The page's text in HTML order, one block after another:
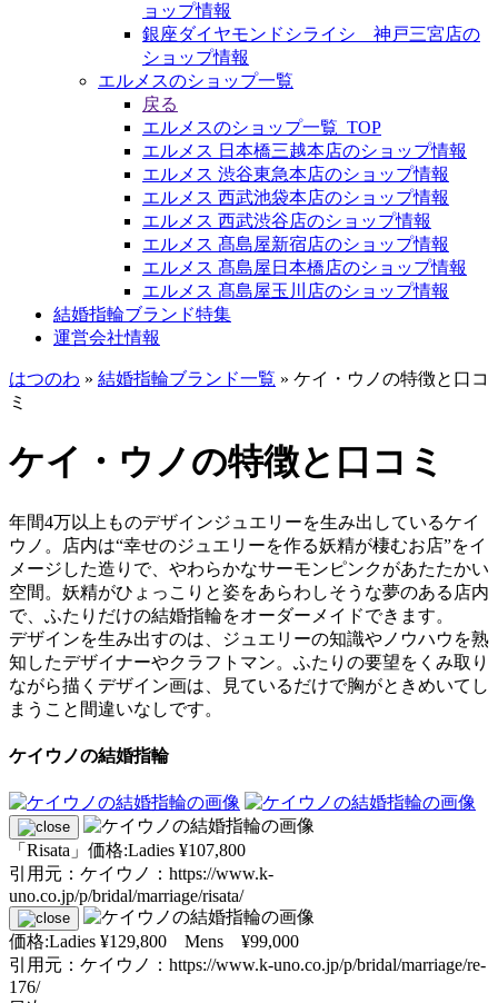
ョップ情報
銀座ダイヤモンドシライシ 神戸三宮店の
ショップ情報
エルメスのショップ一覧
戻る
エルメスのショップ一覧_TOP
エルメス 日本橋三越本店のショップ情報
エルメス 渋谷東急本店のショップ情報
エルメス 西武池袋本店のショップ情報
エルメス 西武渋谷店のショップ情報
エルメス 髙島屋新宿店のショップ情報
エルメス 髙島屋日本橋店のショップ情報
エルメス 髙島屋玉川店のショップ情報
結婚指輪ブランド特集
運営会社情報
はつのわ » 結婚指輪ブランド一覧 » ケイ・ウノの特徴と口コ
ミ
ケイ・ウノの特徴と口コミ
年間4万以上ものデザインジュエリーを生み出しているケイ
ウノ。店内は“幸せのジュエリーを作る妖精が棲むお店”をイ
メージした造りで、やわらかなサーモンピンクがあたたかい
空間。妖精がひょっこりと姿をあらわしそうな夢のある店内
で、ふたりだけの結婚指輪をオーダーメイドできます。
デザインを生み出すのは、ジュエリーの知識やノウハウを熟
知したデザイナーやクラフトマン。ふたりの要望をくみ取り
ながら描くデザイン画は、見ているだけで胸がときめいてし
まうこと間違いなしです。
ケイウノの結婚指輪
「Risata」価格:Ladies ¥107,800
引用元：ケイウノ：https://www.k-
uno.co.jp/p/bridal/marriage/risata/
価格:Ladies ¥129,800 Mens ¥99,000
引用元：ケイウノ：https://www.k-uno.co.jp/p/bridal/marriage/re-
176/